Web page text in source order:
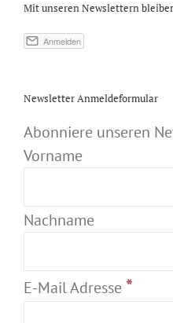
Mit unseren Newslettern
Newsletter Anmeldeformular
Abonniere unseren
Vorname
Nachname
E-Mail Adresse *